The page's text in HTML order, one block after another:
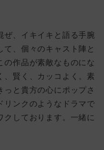
ぜ、イキイキと語る手腕
、個々のキャスト陣と
の作品が素敵なものにな
、賢く、カッコよく。素
と貴方の心にポップさ
リンクのようなドラマで
しております。一緒に